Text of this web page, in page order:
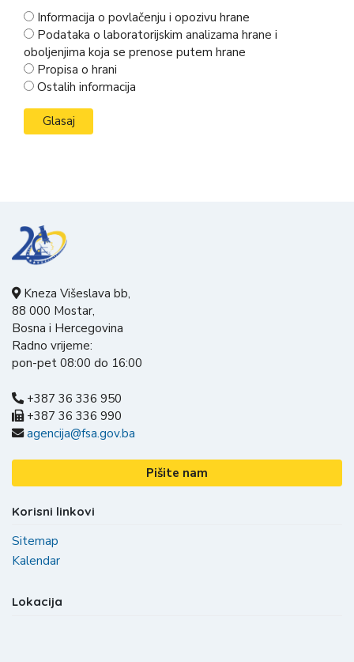
Informacija o povlačenju i opozivu hrane
Podataka o laboratorijskim analizama hrane i
oboljenjima koja se prenose putem hrane
Propisa o hrani
Ostalih informacija
Kneza Višeslava bb,
88 000 Mostar,
Bosna i Hercegovina
Radno vrijeme:
pon-pet 08:00 do 16:00
+387 36 336 950
+387 36 336 990
agencija@fsa.gov.ba
Pišite nam
Korisni linkovi
Sitemap
Kalendar
Lokacija